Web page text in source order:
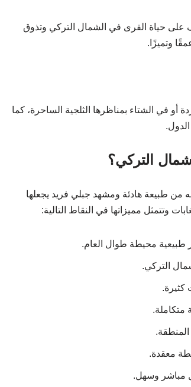
على حياة القرى في الشمال التركي وتذوق
وتميزًا.
أو في الشتاء بمناظرها الثلجية الساحرة، كما
التركي؟
من طبيعة هادئة ومشهد جبلي فريد يجعلها
وتتمثل مميزاتها في النقاط التالية:
طبيعية محيطة طوال العام.
التركي.
كثيرة.
متكاملة.
معقدة.
مباشر وسهل.